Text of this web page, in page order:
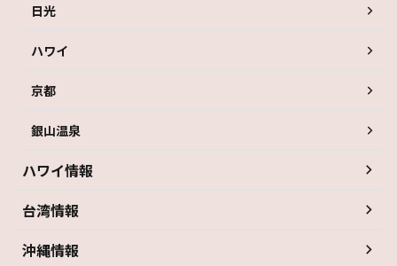
日光
ハワイ
京都
銀山温泉
ハワイ情報
台湾情報
沖縄情報